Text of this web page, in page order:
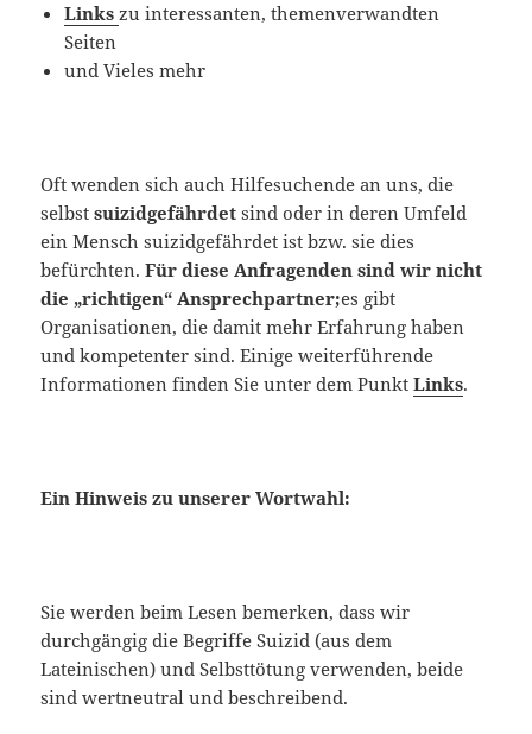
Linkszu interessanten, themenverwandten
Seiten
und Vieles mehr
Oft wenden sich auch Hilfesuchende an uns, die
selbst suizidgefährdetsind oder in deren Umfeld
ein Mensch suizidgefährdet ist bzw. sie dies
befürchten.Für diese Anfragenden sind wir nicht
die „richtigen“ Ansprechpartner;es gibt
Organisationen, die damit mehr Erfahrung haben
und kompetenter sind. Einige weiterführende
Informationen finden Sie unter dem PunktLinks.
Ein Hinweis zu unserer Wortwahl:
Sie werden beim Lesen bemerken, dass wir
durchgängig die Begriffe Suizid (aus dem
Lateinischen) und Selbsttötung verwenden, beide
sind wertneutral und beschreibend.